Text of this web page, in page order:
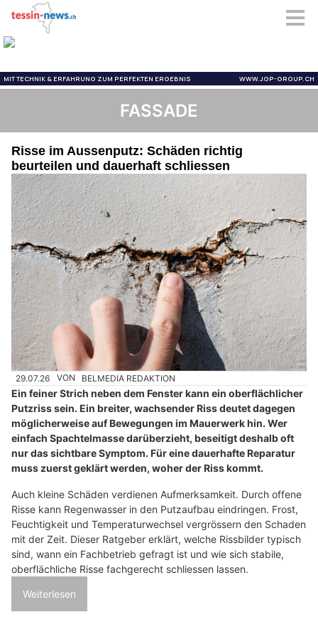
FASSADE
Risse im Aussenputz: Schäden richtig
beurteilen und dauerhaft schliessen
29.07.26 VON BELMEDIA REDAKTION
Ein feiner Strich neben dem Fenster kann ein oberflächlicher
Putzriss sein. Ein breiter, wachsender Riss deutet dagegen
möglicherweise auf Bewegungen im Mauerwerk hin. Wer
einfach Spachtelmasse darüberzieht, beseitigt deshalb oft
nur das sichtbare Symptom. Für eine dauerhafte Reparatur
muss zuerst geklärt werden, woher der Riss kommt.
Auch kleine Schäden verdienen Aufmerksamkeit. Durch offene
Risse kann Regenwasser in den Putzaufbau eindringen. Frost,
Feuchtigkeit und Temperaturwechsel vergrössern den Schaden
mit der Zeit. Dieser Ratgeber erklärt, welche Rissbilder typisch
sind, wann ein Fachbetrieb gefragt ist und wie sich stabile,
oberflächliche Risse fachgerecht schliessen lassen.
Weiterlesen